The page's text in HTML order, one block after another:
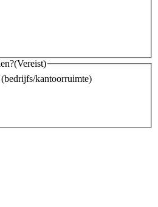
(Vereist)
kantoorruimte)